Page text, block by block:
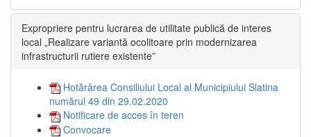
Expropriere pentru lucrarea de utilitate publică de interes
local „Realizare variantă ocolitoare prin modernizarea
infrastructurii rutiere existente”
Hotărârea Consiliului Local al Municipiului Slatina
numărul 49 din 29.02.2020
Notificare de acces în teren
Convocare